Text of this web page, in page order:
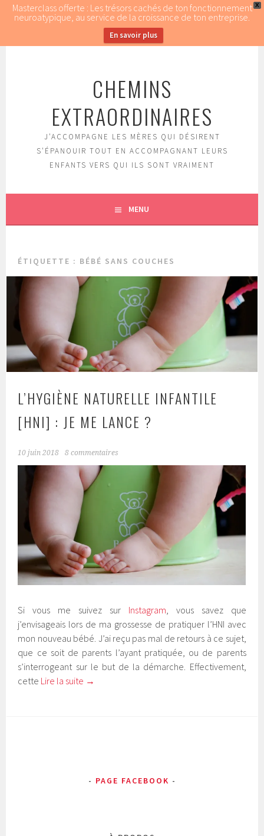
X
Masterclass offerte : Les trésors cachés de ton fonctionnement
neuroatypique, au service de la croissance de ton entreprise.
En savoir plus
CHEMINS
EXTRAORDINAIRES
J'ACCOMPAGNE LES MÈRES QUI DÉSIRENT
S'ÉPANOUIR TOUT EN ACCOMPAGNANT LEURS
ENFANTS VERS QUI ILS SONT VRAIMENT
MENU
ÉTIQUETTE : BÉBÉ SANS COUCHES
L’HYGIÈNE NATURELLE INFANTILE
[HNI] : JE ME LANCE ?
10 juin 2018 8 commentaires
Si vous me suivez sur Instagram, vous savez que
j’envisageais lors de ma grossesse de pratiquer l’HNI avec
mon nouveau bébé. J’ai reçu pas mal de retours à ce sujet,
que ce soit de parents l’ayant pratiquée, ou de parents
s’interrogeant sur le but de la démarche. Effectivement,
cette Lire la suite →
PAGE FACEBOOK